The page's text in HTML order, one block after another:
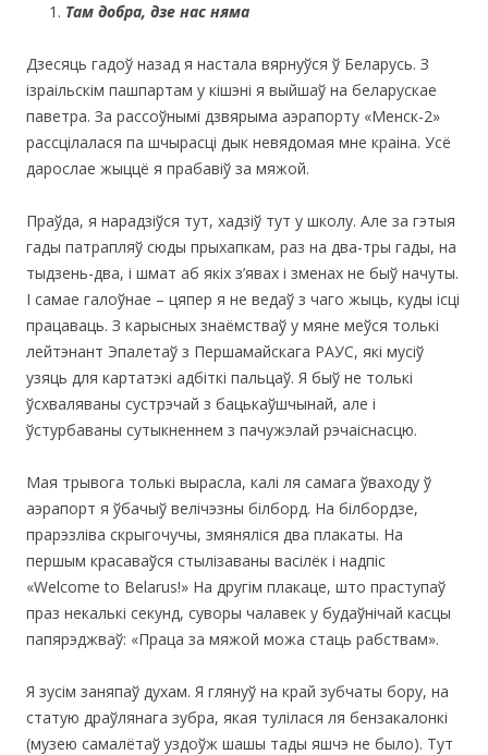
Там добра, дзе нас няма
Дзесяць гадоў назад я настала вярнуўся ў Беларусь. З
ізраільскім пашпартам у кішэні я выйшаў на беларускае
паветра. За рассоўнымі дзвярыма аэрапорту «Менск-2»
рассцілалася па шчырасці дык невядомая мне краіна. Усё
дарослае жыццё я прабавіў за мяжой.
Праўда, я нарадзіўся тут, хадзіў тут у школу. Але за гэтыя
гады патрапляў сюды прыхапкам, раз на два-тры гады, на
тыдзень-два, і шмат аб якіх з’явах і зменах не быў начуты.
І самае галоўнае – цяпер я не ведаў з чаго жыць, куды ісці
працаваць. З карысных знаёмстваў у мяне меўся толькі
лейтэнант Эпалетаў з Першамайскага РАУС, які мусіў
узяць для картатэкі адбіткі пальцаў. Я быў не толькі
ўсхваляваны сустрэчай з бацькаўшчынай, але і
ўстурбаваны сутыкненнем з пачужэлай рэчаіснасцю.
Мая трывога толькі вырасла, калі ля самага ўваходу ў
аэрапорт я ўбачыў велічэзны білборд. На білбордзе,
прарэзліва скрыгочучы, змяняліся два плакаты. На
першым красаваўся стылізаваны васілёк і надпіс
«Welcome to Belarus!» На другім плакаце, што праступаў
праз некалькі секунд, суворы чалавек у будаўнічай касцы
папярэджваў: «Праца за мяжой можа стаць рабствам».
Я зусім заняпаў духам. Я глянуў на край зубчаты бору, на
статую драўлянага зубра, якая тулілася ля бензакалонкі
(музею самалётаў уздоўж шашы тады яшчэ не было). Тут